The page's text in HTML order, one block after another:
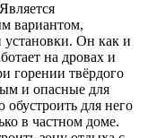
вариантом,
установки. Он как и
на дровах и
горении твёрдого
и опасные для
для него
в частном доме.